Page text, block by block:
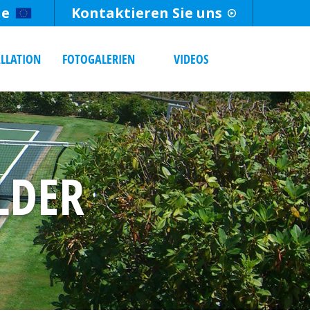
Kontaktieren Sie uns
FOTOGALERIEN VIDEOS